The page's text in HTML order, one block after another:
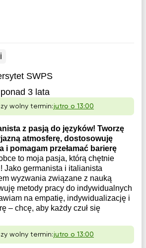
SWPS
ponad 3 lata
wolny termin:jutro o 13:00
z pasją do języków! Tworzę
atmosferę, dostosowuję
i pomagam przełamać barierę
to moja pasja, którą chętnie
Jako germanista i italianista
wyzwania związane z nauką
metody pracy do indywidualnych
na empatię, indywidualizację i
– chcę, aby każdy czuł się
wolny termin:jutro o 13:00